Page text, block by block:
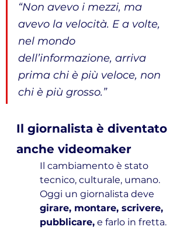
“Non avevo i mezzi, ma
avevo la velocità. E a volte,
nel mondo
dell’informazione, arriva
prima chi è più veloce, non
chi è più grosso.”
Il giornalista è diventato
anche videomaker
Il cambiamento è stato
tecnico, culturale, umano.
Oggi un giornalista deve
girare, montare, scrivere,
pubblicare, e farlo in fretta.